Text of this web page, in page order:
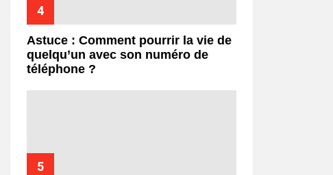
Astuce : Comment pourrir la vie de
quelqu’un avec son numéro de
téléphone ?